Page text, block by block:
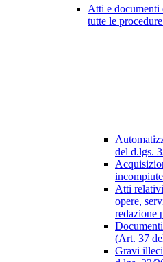
Atti e documenti
tutte le procedure
del d.lgs.
Atti
opere,
redazione
(Art. 37
Gravi